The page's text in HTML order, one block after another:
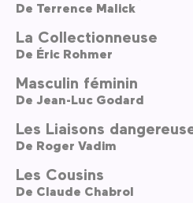
De Terrence Malick
La Collectionneuse
De Éric Rohmer
Masculin féminin
De Jean-Luc Godard
Les Liaisons
De Roger Vadim
Les Cousins
De Claude Chabrol